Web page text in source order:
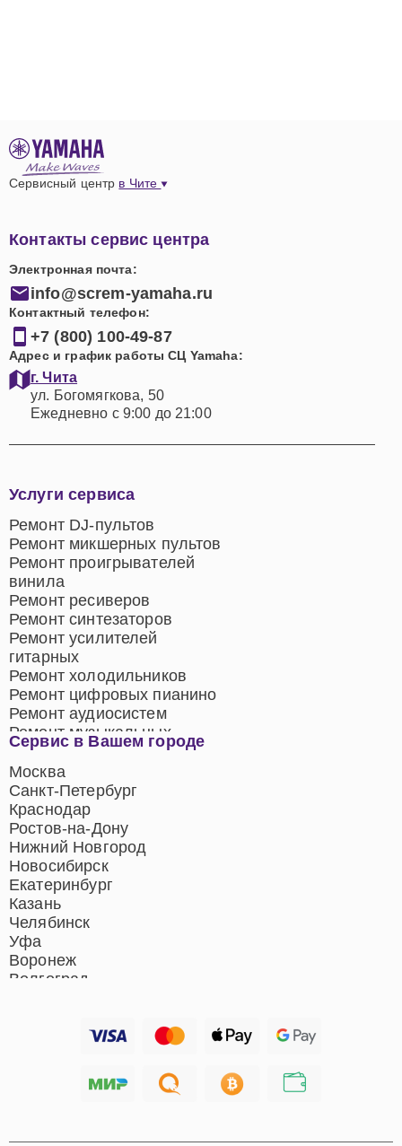
Сервисный центр в Чите
Контакты сервис центра
Электронная почта:
info@screm-yamaha.ru
Контактный телефон:
+7 (800) 100-49-87
Адрес и график работы СЦ Yamaha:
г. Чита
ул. Богомягкова, 50
Ежедневно с 9:00 до 21:00
Сервис в Вашем городе
Москва
Санкт-Петербург
Краснодар
Ростов-на-Дону
Нижний Новгород
Новосибирск
Екатеринбург
Казань
Челябинск
Уфа
Воронеж
Волгоград
Хабаровск
Услуги сервиса
Ремонт DJ-пультов
Ремонт микшерных пультов
Ремонт проигрывателей
винила
Ремонт ресиверов
Ремонт синтезаторов
Ремонт усилителей
гитарных
Ремонт холодильников
Ремонт цифровых пианино
Ремонт аудиосистем
Ремонт музыкальных
центров
Ремонт домашних
кинотеатров
Ремонт микрофонов
Ремонт акустических
систем